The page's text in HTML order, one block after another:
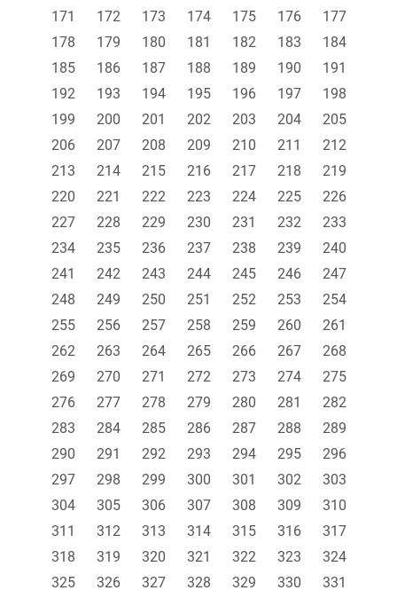
171
172 173 174 175 176
177
178
179 180 181 182 183
184
185
186 187 188 189 190
191
192
193 194 195 196 197
198
199
200 201 202 203 204
205
206
207 208 209 210 211
212
213
214 215 216 217 218
219
220
221 222 223 224 225
226
227
228 229 230 231 232
233
234
235 236 237 238 239
240
241
242 243 244 245 246
247
248
249 250 251 252 253
254
255
256 257 258 259 260
261
262
263 264 265 266 267
268
269
270 271 272 273 274
275
276
277 278 279 280 281
282
283
284 285 286 287 288
289
290
291 292 293 294 295
296
297
298 299 300 301 302
303
304
305 306 307 308 309
310
311
312 313 314 315 316
317
318
319 320 321 322 323
324
325
326 327 328 329 330
331